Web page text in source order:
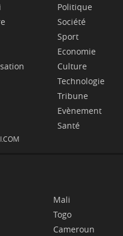
Politique
Société
Sport
Economie
Culture
Technologie
Tribune
Evènement
Santé
Mali
Togo
Cameroun